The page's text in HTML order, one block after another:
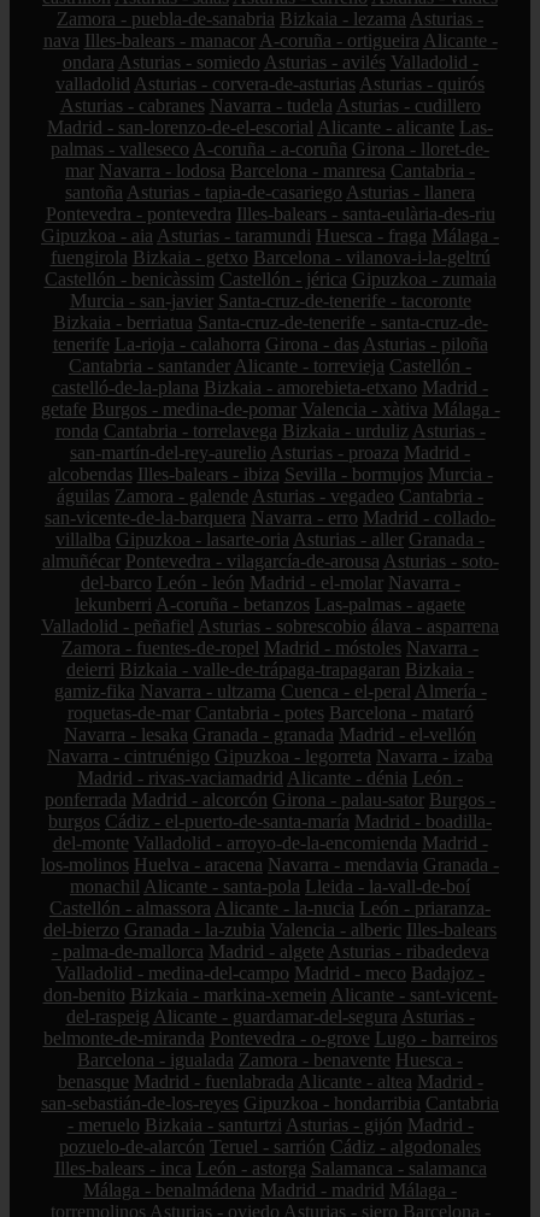
Zamora - puebla-de-sanabria Bizkaia - lezama Asturias -
nava Illes-balears - manacor A-coruña - ortigueira Alicante -
ondara Asturias - somiedo Asturias - avilés Valladolid -
valladolid Asturias - corvera-de-asturias Asturias - quirós
Asturias - cabranes Navarra - tudela Asturias - cudillero
Madrid - san-lorenzo-de-el-escorial Alicante - alicante Las-
palmas - valleseco A-coruña - a-coruña Girona - lloret-de-
mar Navarra - lodosa Barcelona - manresa Cantabria -
santoña Asturias - tapia-de-casariego Asturias - llanera
Pontevedra - pontevedra Illes-balears - santa-eulària-des-riu
Gipuzkoa - aia Asturias - taramundi Huesca - fraga Málaga -
fuengirola Bizkaia - getxo Barcelona - vilanova-i-la-geltrú
Castellón - benicàssim Castellón - jérica Gipuzkoa - zumaia
Murcia - san-javier Santa-cruz-de-tenerife - tacoronte
Bizkaia - berriatua Santa-cruz-de-tenerife - santa-cruz-de-
tenerife La-rioja - calahorra Girona - das Asturias - piloña
Cantabria - santander Alicante - torrevieja Castellón -
castelló-de-la-plana Bizkaia - amorebieta-etxano Madrid -
getafe Burgos - medina-de-pomar Valencia - xàtiva Málaga -
ronda Cantabria - torrelavega Bizkaia - urduliz Asturias -
san-martín-del-rey-aurelio Asturias - proaza Madrid -
alcobendas Illes-balears - ibiza Sevilla - bormujos Murcia -
águilas Zamora - galende Asturias - vegadeo Cantabria -
san-vicente-de-la-barquera Navarra - erro Madrid - collado-
villalba Gipuzkoa - lasarte-oria Asturias - aller Granada -
almuñécar Pontevedra - vilagarcía-de-arousa Asturias - soto-
del-barco León - león Madrid - el-molar Navarra -
lekunberri A-coruña - betanzos Las-palmas - agaete
Valladolid - peñafiel Asturias - sobrescobio álava - asparrena
Zamora - fuentes-de-ropel Madrid - móstoles Navarra -
deierri Bizkaia - valle-de-trápaga-trapagaran Bizkaia -
gamiz-fika Navarra - ultzama Cuenca - el-peral Almería -
roquetas-de-mar Cantabria - potes Barcelona - mataró
Navarra - lesaka Granada - granada Madrid - el-vellón
Navarra - cintruénigo Gipuzkoa - legorreta Navarra - izaba
Madrid - rivas-vaciamadrid Alicante - dénia León -
ponferrada Madrid - alcorcón Girona - palau-sator Burgos -
burgos Cádiz - el-puerto-de-santa-maría Madrid - boadilla-
del-monte Valladolid - arroyo-de-la-encomienda Madrid -
los-molinos Huelva - aracena Navarra - mendavia Granada -
monachil Alicante - santa-pola Lleida - la-vall-de-boí
Castellón - almassora Alicante - la-nucia León - priaranza-
del-bierzo Granada - la-zubia Valencia - alberic Illes-balears
- palma-de-mallorca Madrid - algete Asturias - ribadedeva
Valladolid - medina-del-campo Madrid - meco Badajoz -
don-benito Bizkaia - markina-xemein Alicante - sant-vicent-
del-raspeig Alicante - guardamar-del-segura Asturias -
belmonte-de-miranda Pontevedra - o-grove Lugo - barreiros
Barcelona - igualada Zamora - benavente Huesca -
benasque Madrid - fuenlabrada Alicante - altea Madrid -
san-sebastián-de-los-reyes Gipuzkoa - hondarribia Cantabria
- meruelo Bizkaia - santurtzi Asturias - gijón Madrid -
pozuelo-de-alarcón Teruel - sarrión Cádiz - algodonales
Illes-balears - inca León - astorga Salamanca - salamanca
Málaga - benalmádena Madrid - madrid Málaga -
torremolinos Asturias - oviedo Asturias - siero Barcelona -